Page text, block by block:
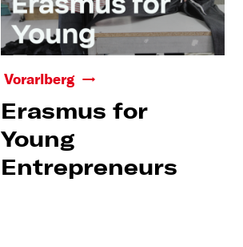
Vorarlberg
Erasmus for
Young
Entrepreneurs